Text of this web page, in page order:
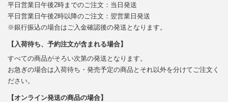
平日営業日午後2時までのご注文：当日発送
平日営業日午後2時以降のご注文：翌営業日発送
※銀行振込の場合はご入金確認後の発送となります。
【入荷待ち、予約注文が含まれる場合】
すべての商品がそろい次第の発送となります。
お急ぎの場合は入荷待ち・発売予定の商品とそれ以外を分けてご注文く
ださい。
【オンライン発送の商品の場合】